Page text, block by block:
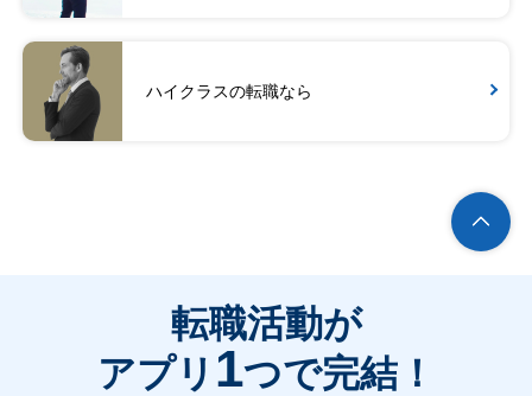
ハイクラスの転職なら
転職活動が
アプリ 1つで完結！